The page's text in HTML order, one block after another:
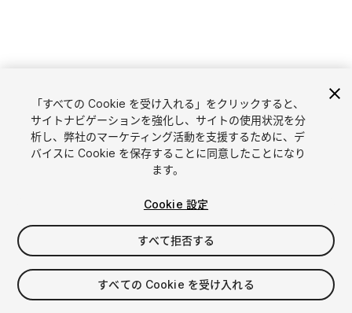
简体中文
한국어
日本語
販売審査ガイドライン
Asset Store Tools
パブリッシャー管理画面
よくあるご質問
「すべての Cookie を受け入れる」をクリックすると、
サイトナビゲーションを強化し、サイトの使用状況を分
析し、弊社のマーケティング活動を支援するために、デ
バイスに Cookie を保存することに同意したことになり
ます。
Cookie 設定
すべて拒否する
すべての Cookie を受け入れる